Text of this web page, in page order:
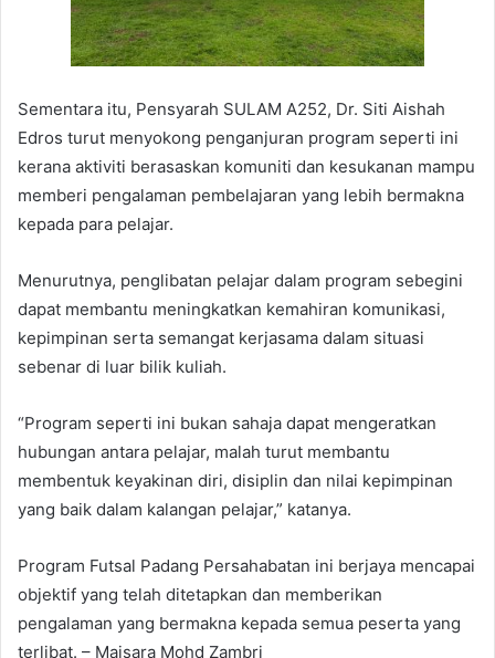
Sementara itu, Pensyarah SULAM A252, Dr. Siti Aishah
Edros turut menyokong penganjuran program seperti ini
kerana aktiviti berasaskan komuniti dan kesukanan mampu
memberi pengalaman pembelajaran yang lebih bermakna
kepada para pelajar.
Menurutnya, penglibatan pelajar dalam program sebegini
dapat membantu meningkatkan kemahiran komunikasi,
kepimpinan serta semangat kerjasama dalam situasi
sebenar di luar bilik kuliah.
“Program seperti ini bukan sahaja dapat mengeratkan
hubungan antara pelajar, malah turut membantu
membentuk keyakinan diri, disiplin dan nilai kepimpinan
yang baik dalam kalangan pelajar,” katanya.
Program Futsal Padang Persahabatan ini berjaya mencapai
objektif yang telah ditetapkan dan memberikan
pengalaman yang bermakna kepada semua peserta yang
terlibat. – Maisara Mohd Zambri